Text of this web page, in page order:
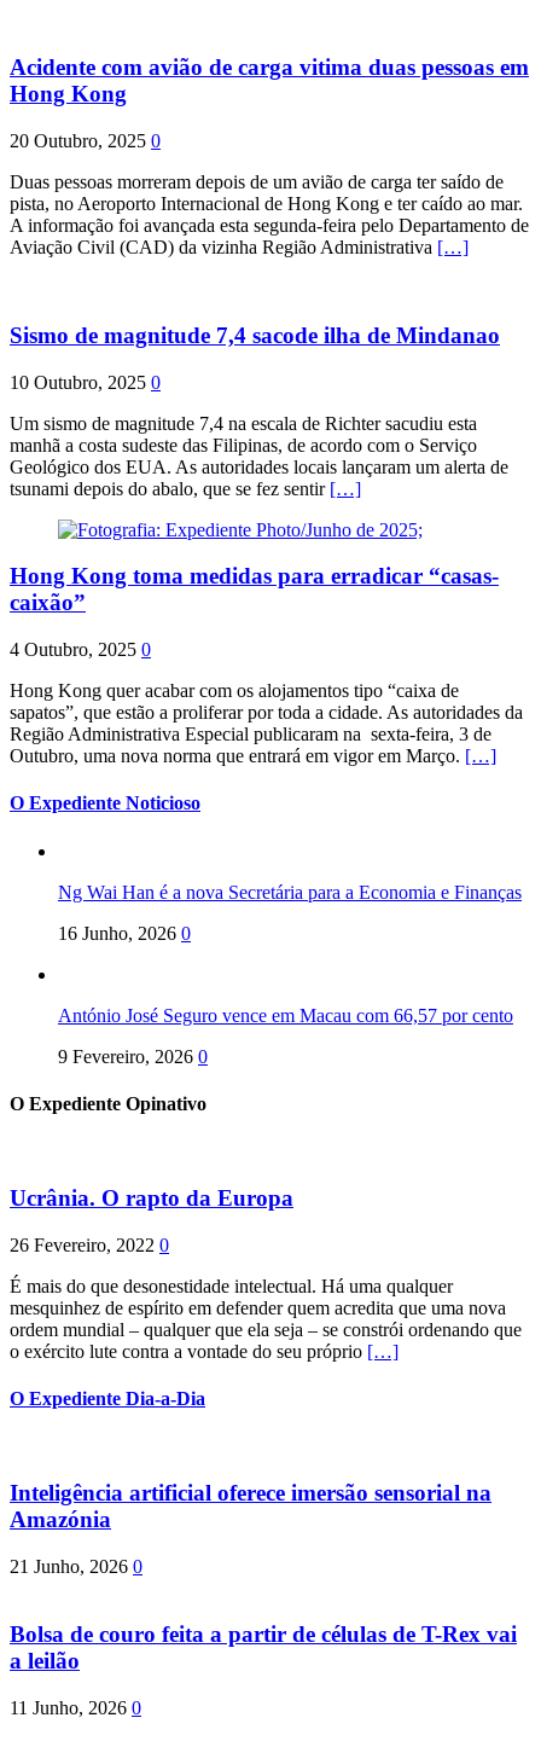
Acidente com avião de carga vitima duas pessoas em
Hong Kong
20 Outubro, 2025 0
Duas pessoas morreram depois de um avião de carga ter saído de
pista, no Aeroporto Internacional de Hong Kong e ter caído ao mar.
A informação foi avançada esta segunda-feira pelo Departamento de
Aviação Civil (CAD) da vizinha Região Administrativa […]
Sismo de magnitude 7,4 sacode ilha de Mindanao
10 Outubro, 2025 0
Um sismo de magnitude 7,4 na escala de Richter sacudiu esta
manhã a costa sudeste das Filipinas, de acordo com o Serviço
Geológico dos EUA. As autoridades locais lançaram um alerta de
tsunami depois do abalo, que se fez sentir […]
Hong Kong toma medidas para erradicar “casas-
caixão”
4 Outubro, 2025 0
Hong Kong quer acabar com os alojamentos tipo “caixa de
sapatos”, que estão a proliferar por toda a cidade. As autoridades da
Região Administrativa Especial publicaram na sexta-feira, 3 de
Outubro, uma nova norma que entrará em vigor em Março. […]
O Expediente Noticioso
Ng Wai Han é a nova Secretária para a Economia e Finanças
16 Junho, 2026 0
António José Seguro vence em Macau com 66,57 por cento
9 Fevereiro, 2026 0
O Expediente Opinativo
Ucrânia. O rapto da Europa
26 Fevereiro, 2022 0
É mais do que desonestidade intelectual. Há uma qualquer
mesquinhez de espírito em defender quem acredita que uma nova
ordem mundial – qualquer que ela seja – se constrói ordenando que
o exército lute contra a vontade do seu próprio […]
O Expediente Dia-a-Dia
Inteligência artificial oferece imersão sensorial na
Amazónia
21 Junho, 2026 0
Bolsa de couro feita a partir de células de T-Rex vai
a leilão
11 Junho, 2026 0